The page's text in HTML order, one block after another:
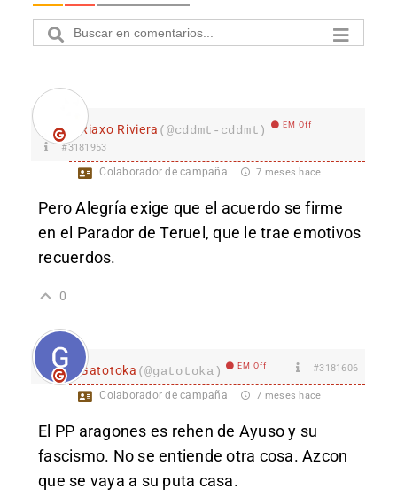
Riaxo Riviera (@cddmt-cddmt) EM Off
#3181953
Colaborador de campaña 7 meses hace
Pero Alegría exige que el acuerdo se firme
en el Parador de Teruel, que le trae emotivos
recuerdos.
0
Gatotoka (@gatotoka) EM Off #3181606
Colaborador de campaña 7 meses hace
El PP aragones es rehen de Ayuso y su
fascismo. No se entiende otra cosa. Azcon
que se vaya a su puta casa.